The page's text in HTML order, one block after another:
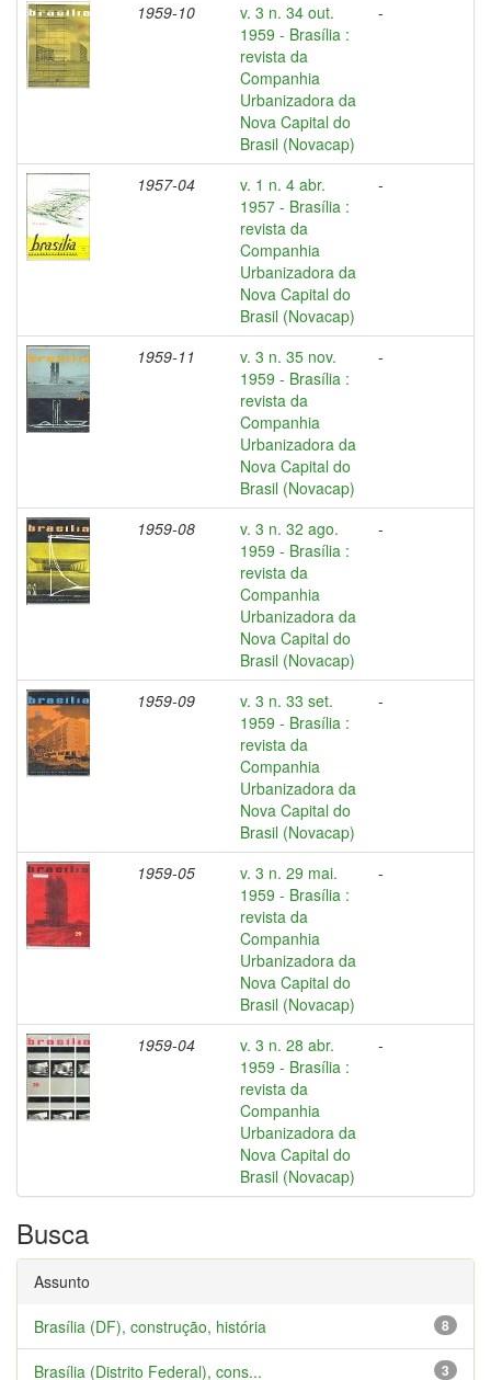
1959-10
v. 3 n. 34 out.
1959 - Brasília :
revista da
Companhia
Urbanizadora da
Nova Capital do
Brasil (Novacap)
-
1957-04
v. 1 n. 4 abr.
1957 - Brasília :
revista da
Companhia
Urbanizadora da
Nova Capital do
Brasil (Novacap)
-
1959-11
v. 3 n. 35 nov.
1959 - Brasília :
revista da
Companhia
Urbanizadora da
Nova Capital do
Brasil (Novacap)
-
1959-08
v. 3 n. 32 ago.
1959 - Brasília :
revista da
Companhia
Urbanizadora da
Nova Capital do
Brasil (Novacap)
-
1959-09
v. 3 n. 33 set.
1959 - Brasília :
revista da
Companhia
Urbanizadora da
Nova Capital do
Brasil (Novacap)
-
1959-05
v. 3 n. 29 mai.
1959 - Brasília :
revista da
Companhia
Urbanizadora da
Nova Capital do
Brasil (Novacap)
-
1959-04
v. 3 n. 28 abr.
1959 - Brasília :
revista da
Companhia
Urbanizadora da
Nova Capital do
Brasil (Novacap)
-
Busca
Assunto
8
Brasília (DF), construção, história
3
Brasília (Distrito Federal), cons...